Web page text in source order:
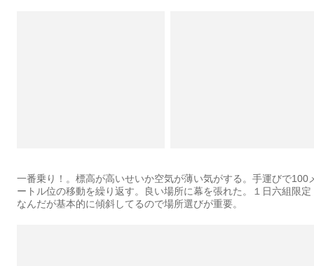
一番乗り！。標高が高いせいか空気が薄い気がする。手運びで100
ートル位の移動を繰り返す。良い場所に幕を張れた。１日六組限定
なんだが基本的に傾斜してるので場所選びが重要。